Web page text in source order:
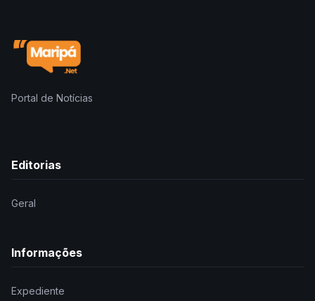
Portal de Notícias
Editorias
Geral
Informações
Expediente